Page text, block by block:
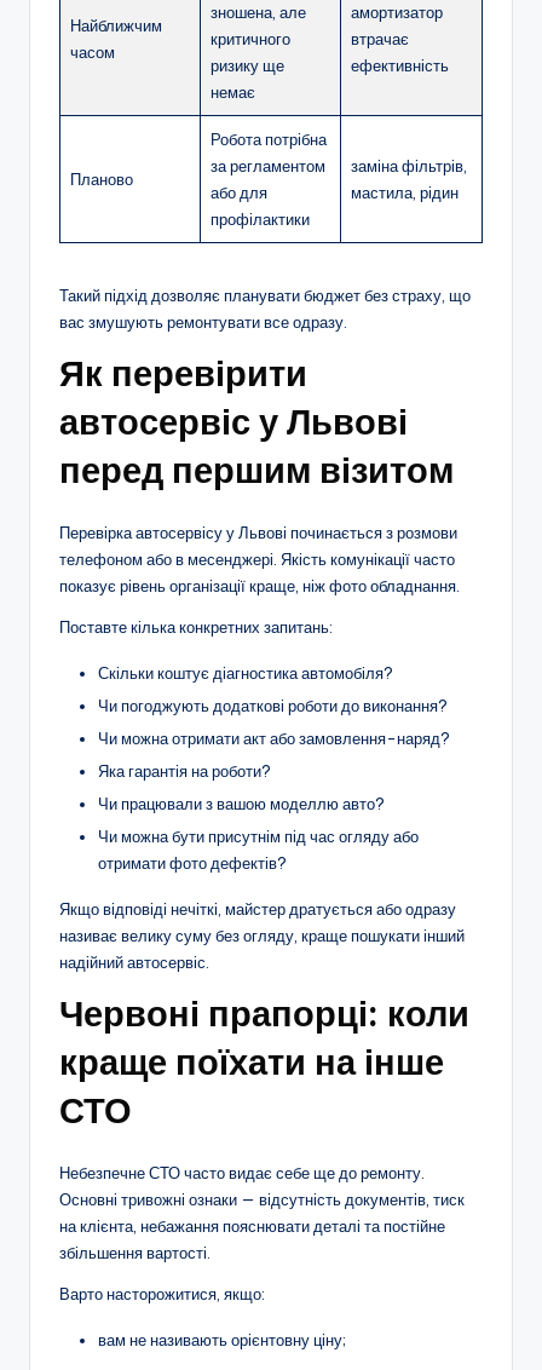
Найближчим
часом
зношена, але
критичного
ризику ще
немає
амортизатор
втрачає
ефективність
Планово
Робота потрібна
за регламентом
або для
профілактики
заміна фільтрів,
мастила, рідин
Такий підхід дозволяє планувати бюджет без страху, що
вас змушують ремонтувати все одразу.
Як перевірити
автосервіс у Львові
перед першим візитом
Перевірка автосервісу у Львові починається з розмови
телефоном або в месенджері. Якість комунікації часто
показує рівень організації краще, ніж фото обладнання.
Поставте кілька конкретних запитань:
Скільки коштує діагностика автомобіля?
Чи погоджують додаткові роботи до виконання?
Чи можна отримати акт або замовлення-наряд?
Яка гарантія на роботи?
Чи працювали з вашою моделлю авто?
Чи можна бути присутнім під час огляду або
отримати фото дефектів?
Якщо відповіді нечіткі, майстер дратується або одразу
називає велику суму без огляду, краще пошукати інший
надійний автосервіс.
Червоні прапорці: коли
краще поїхати на інше
СТО
Небезпечне СТО часто видає себе ще до ремонту.
Основні тривожні ознаки — відсутність документів, тиск
на клієнта, небажання пояснювати деталі та постійне
збільшення вартості.
Варто насторожитися, якщо:
вам не називають орієнтовну ціну;